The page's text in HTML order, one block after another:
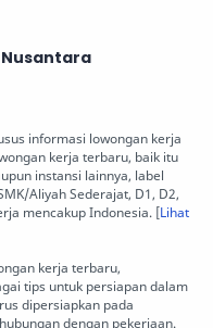
Nusantara
informasi lowongan kerja
kerja terbaru, baik itu
instansi lainnya, label
Aliyah Sederajat, D1, D2,
mencakup Indonesia. [Lihat
kerja terbaru,
tips untuk persiapan dalam
dipersiapkan pada
dengan pekerjaan.